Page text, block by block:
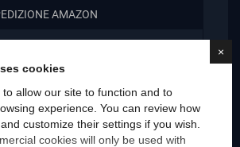
×
cookies
allow our site to function and to
experience. You can review how
customize their settings if you wish.
cookies will only be used with
AMAZON
i prodotti correlati